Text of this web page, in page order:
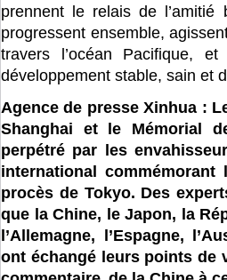
prennent le relais de l’amitié
progressent ensemble,
travers l’océan Pacifique,
développement stable, sain et
Agence de presse Xinhua :
Shanghai et le Mémorial
perpétré par les
international
procès de Tokyo. Des
que la Chine, le Japon, la
l’Allemagne, l’Espagne,
ont échangé leurs points de